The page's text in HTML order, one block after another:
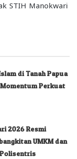
STIH Manokwari
di Tanah Papua
Perkuat
2026 Resmi
UMKM dan
Polisentris